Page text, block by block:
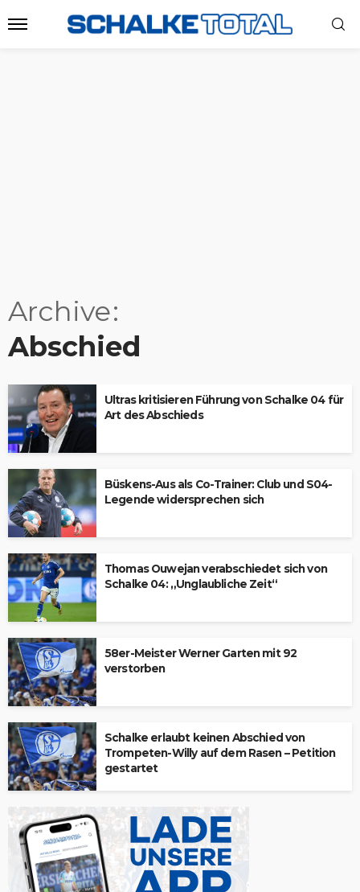
Archive
Abschied
Ultras kritisieren Führung von Schalke 04 für
Art des Abschieds
Büskens-Aus als Co-Trainer: Club und S04-
Legende widersprechen sich
Thomas Ouwejan verabschiedet sich von
Schalke 04: „Unglaubliche Zeit“
58er-Meister Werner Garten mit 92
verstorben
Schalke erlaubt keinen Abschied von
Trompeten-Willy auf dem Rasen – Petition
gestartet